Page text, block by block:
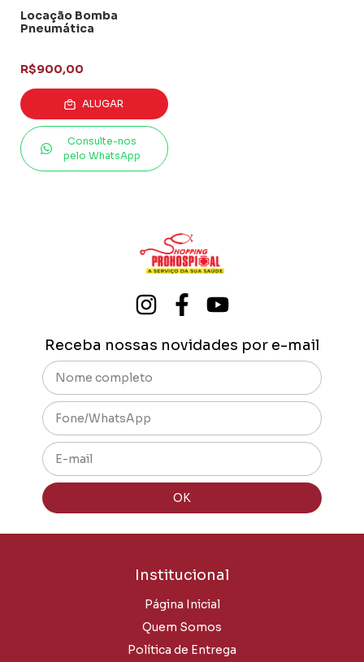
Locação Bomba
Pneumática
R$900,00
ALUGAR
Consulte-nos
pelo WhatsApp
Receba nossas novidades por e-mail
Institucional
Página Inicial
Quem Somos
Política de Entrega